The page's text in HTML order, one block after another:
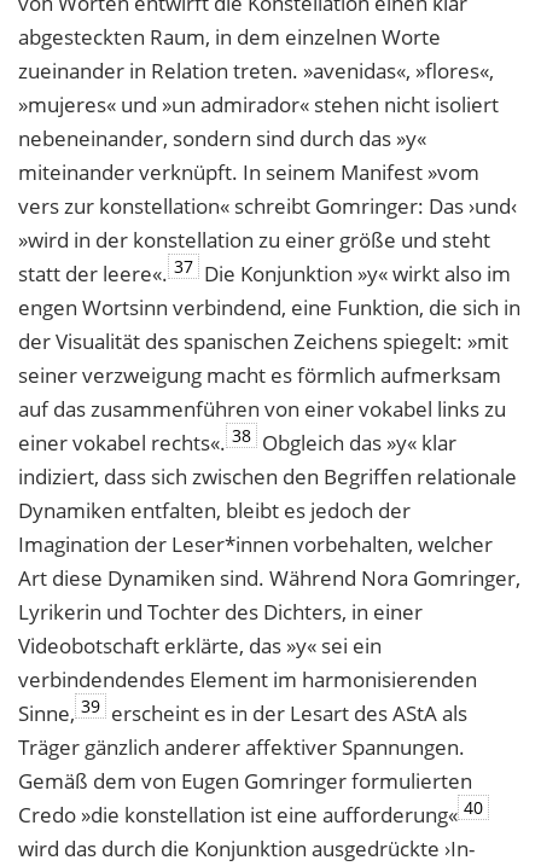
abgesteckten Raum, in dem einzelnen Worte
zueinander in Relation treten. »avenidas«, »flores«,
»mujeres« und »un admirador« stehen nicht isoliert
nebeneinander, sondern sind durch das »y«
miteinander verknüpft. In seinem Manifest »vom
vers zur konstellation« schreibt Gomringer: Das ›und‹
»wird in der konstellation zu einer größe und steht
statt der leere«. 37 Die Konjunktion »y« wirkt also im
engen Wortsinn verbindend, eine Funktion, die sich in
der Visualität des spanischen Zeichens spiegelt: »mit
seiner verzweigung macht es förmlich aufmerksam
auf das zusammenführen von einer vokabel links zu
einer vokabel rechts«. 38 Obgleich das »y« klar
indiziert, dass sich zwischen den Begriffen relationale
Dynamiken entfalten, bleibt es jedoch der
Imagination der Leser*innen vorbehalten, welcher
Art diese Dynamiken sind. Während Nora Gomringer,
Lyrikerin und Tochter des Dichters, in einer
Videobotschaft erklärte, das »y« sei ein
verbindendendes Element im harmonisierenden
Sinne, 39 erscheint es in der Lesart des AStA als
Träger gänzlich anderer affektiver Spannungen.
Gemäß dem von Eugen Gomringer formulierten
Credo »die konstellation ist eine aufforderung« 40
wird das durch die Konjunktion ausgedrückte ›In-